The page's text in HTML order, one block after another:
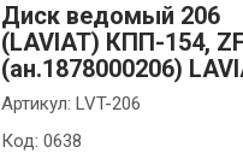
Диск ведомый 206
(LAVIAT) КПП-154,
(ан.1878000206)
Артикул: LVT-206
Код: 0638